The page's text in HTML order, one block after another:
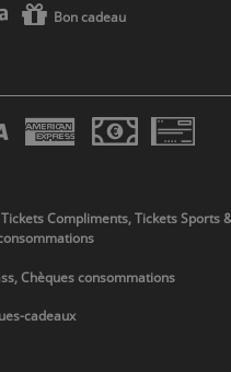
Bon cadeau
Compliments, Tickets Sports
Chèques consommations
cadeaux